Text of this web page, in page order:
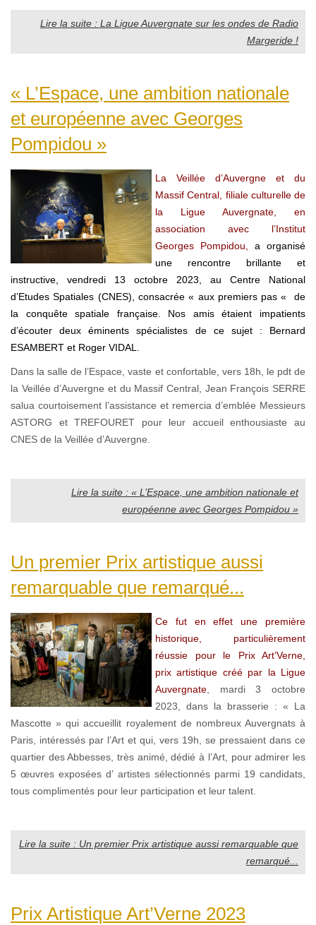
Lire la suite : La Ligue Auvergnate sur les ondes de Radio
Margeride !
« L’Espace, une ambition nationale
et européenne avec Georges
Pompidou »
La Veillée d’Auvergne et du
Massif Central, filiale culturelle de
la Ligue Auvergnate, en
association avec l’Institut
Georges Pompidou, a organisé
une rencontre brillante et
instructive, vendredi 13 octobre 2023, au Centre National
d’Etudes Spatiales (CNES), consacrée « aux premiers pas « de
la conquête spatiale française. Nos amis étaient impatients
d’écouter deux éminents spécialistes de ce sujet : Bernard
ESAMBERT et Roger VIDAL.
Dans la salle de l’Espace, vaste et confortable, vers 18h, le pdt de
la Veillée d’Auvergne et du Massif Central, Jean François SERRE
salua courtoisement l’assistance et remercia d’emblée Messieurs
ASTORG et TREFOURET pour leur accueil enthousiaste au
CNES de la Veillée d’Auvergne.
Lire la suite : « L’Espace, une ambition nationale et
européenne avec Georges Pompidou »
Un premier Prix artistique aussi
remarquable que remarqué...
Ce fut en effet une première
historique, particulièrement
réussie pour le Prix Art’Verne,
prix artistique créé par la Ligue
Auvergnate , mardi 3 octobre
2023, dans la brasserie : « La
Mascotte » qui accueillit royalement de nombreux Auvergnats à
Paris, intéressés par l’Art et qui, vers 19h, se pressaient dans ce
quartier des Abbesses, très animé, dédié à l’Art, pour admirer les
5 œuvres exposées d’ artistes sélectionnés parmi 19 candidats,
tous complimentés pour leur participation et leur talent.
Lire la suite : Un premier Prix artistique aussi remarquable que
remarqué...
Prix Artistique Art’Verne 2023